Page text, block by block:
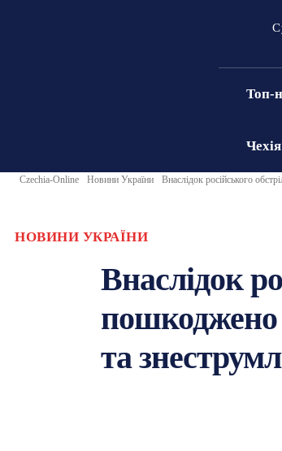
Топ-
Чехія
Czechia-Online Новини України Внаслідок російського
НОВИНИ УКРАЇНИ
Внаслідок
пошкоджено
та